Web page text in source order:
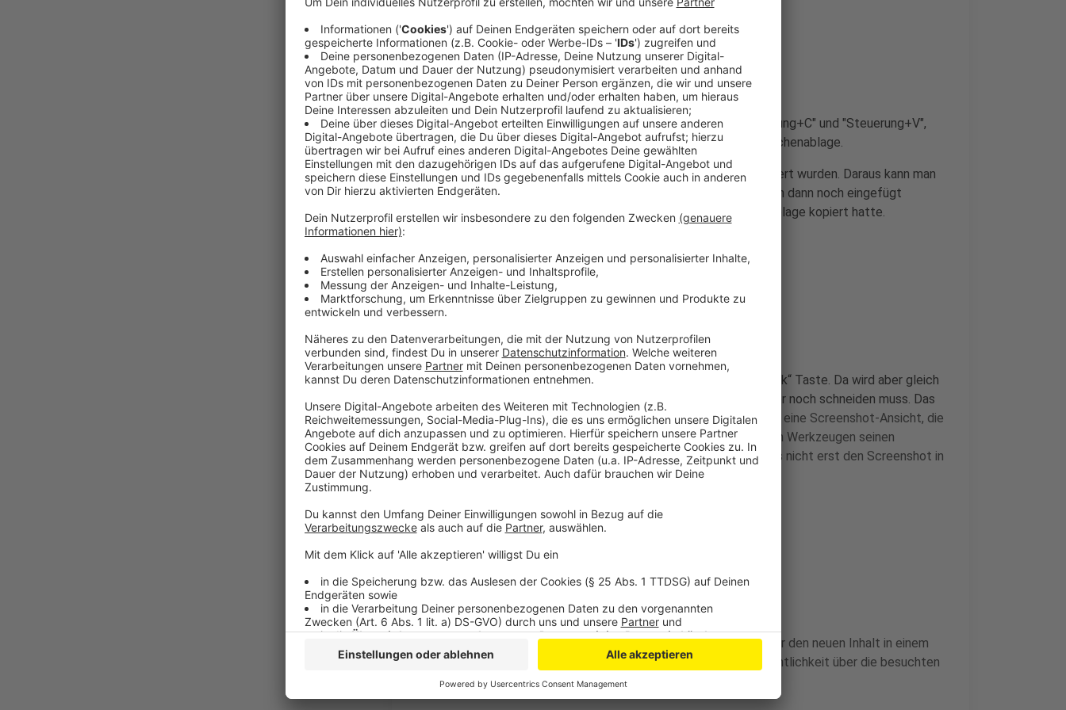
Copy & Paste
Anzeige
Sachen kopieren und einfügen. Geht mit der Kombination "Steuerung+C" und "Steuerung+V",
das wissen viele. Aber: "Windows-Taste+V" öffnet die neue Zwischenablage.
Dann gibt es eine Liste mit den Dingen, die vorher schon mal kopiert wurden. Daraus kann man
dann einfach auswählen. Also: ein kopierter Text oder ein Bild kann dann noch eingefügt
werden, wenn man danach schon wieder andere in die Zwischenablage kopiert hatte.
Screenshot machen
Einen Screenshot zu machen, das wissen viele, geht mit der "Druck“ Taste. Da wird aber gleich
der ganze Bildschirm abfotografiert, sodass man das Bild hinterher noch schneiden muss. Das
geht viel einfacher: "Windows-Taste + Umschalttaste+ S" öffnet eine Screenshot-Ansicht, die
man bearbeitet kann. Das heißt, man kann dort mit ein paar kleinen Werkzeugen seinen
Bildausschnitt direkt bearbeiten und woanders einfügen und muss nicht erst den Screenshot in
ein Bildbearbeitungsprogramm kopieren.
Anzeige
Neue Tabs machen
Anzeige
Ein Klick mit dem Mausrad auf einen Link im Browser öffnet immer den neuen Inhalt in einem
neuem Tab. So bleibt beim Surfen und Recherchieren die Übersichtlichkeit über die besuchten
Seiten erhalten.